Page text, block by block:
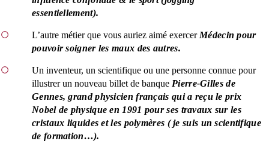
essentiellement).
L’autre métier que vous auriez aimé exercer Médecin pour
pouvoir soigner les maux des autres.
Un inventeur, un scientifique ou une personne connue pour
illustrer un nouveau billet de banque Pierre-Gilles de
Gennes, grand physicien français qui a reçu le prix
Nobel de physique en 1991 pour ses travaux sur les
cristaux liquides et les polymères ( je suis un scientifique
de formation…).